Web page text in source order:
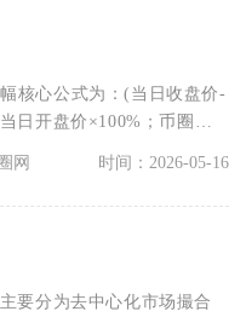
核心公式为：(当日收盘价-
日开盘价×100%；币圈主
网 时间：2026-05-16
要分为去中心化市场撮合